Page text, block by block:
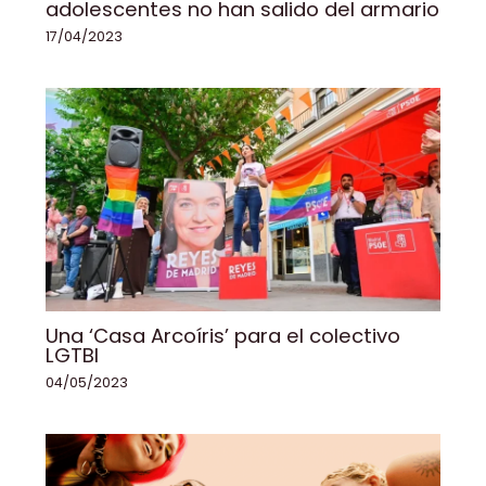
adolescentes no han salido del armario
17/04/2023
Una ‘Casa Arcoíris’ para el colectivo
LGTBI
04/05/2023